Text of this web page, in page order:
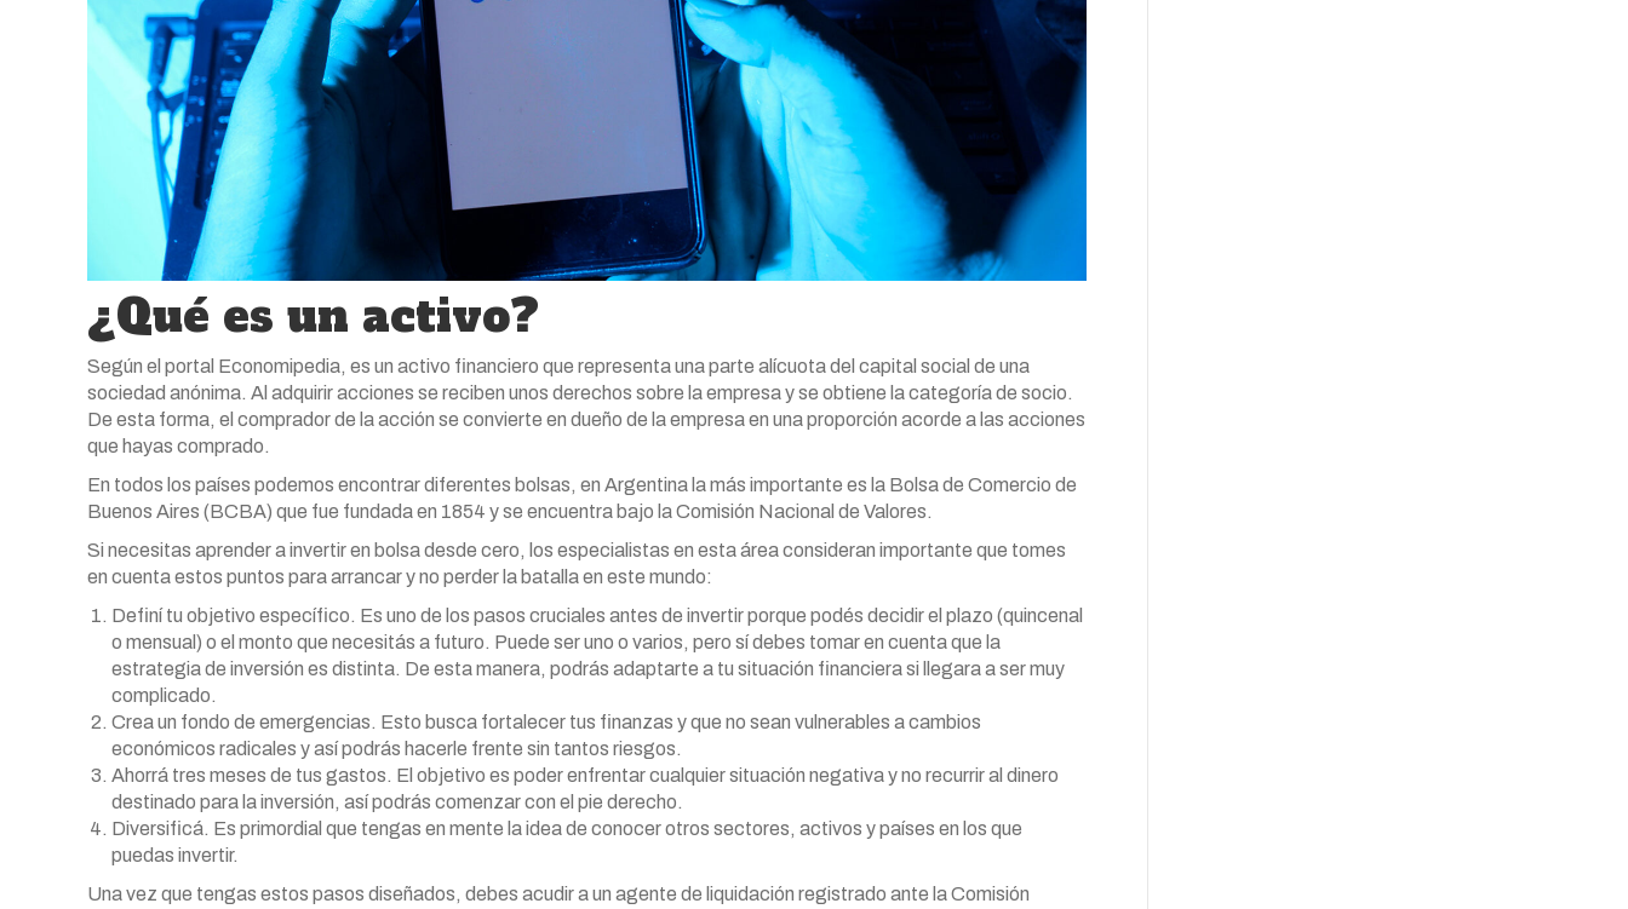
¿Qué es un activo?
Según el portal Economipedia, es un activo financiero que representa una parte alícuota del capital social de una
sociedad anónima. Al adquirir acciones se reciben unos derechos sobre la empresa y se obtiene la categoría de socio.
De esta forma, el comprador de la acción se convierte en dueño de la empresa en una proporción acorde a las acciones
que hayas comprado.
En todos los países podemos encontrar diferentes bolsas, en Argentina la más importante es la Bolsa de Comercio de
Buenos Aires (BCBA) que fue fundada en 1854 y se encuentra bajo la Comisión Nacional de Valores.
Si necesitas aprender a invertir en bolsa desde cero, los especialistas en esta área consideran importante que tomes
en cuenta estos puntos para arrancar y no perder la batalla en este mundo:
Definí tu objetivo específico. Es uno de los pasos cruciales antes de invertir porque podés decidir el plazo (quincenal
o mensual) o el monto que necesitás a futuro. Puede ser uno o varios, pero sí debes tomar en cuenta que la
estrategia de inversión es distinta. De esta manera, podrás adaptarte a tu situación financiera si llegara a ser muy
complicado.
Crea un fondo de emergencias. Esto busca fortalecer tus finanzas y que no sean vulnerables a cambios
económicos radicales y así podrás hacerle frente sin tantos riesgos.
Ahorrá tres meses de tus gastos. El objetivo es poder enfrentar cualquier situación negativa y no recurrir al dinero
destinado para la inversión, así podrás comenzar con el pie derecho.
Diversificá. Es primordial que tengas en mente la idea de conocer otros sectores, activos y países en los que
puedas invertir.
Una vez que tengas estos pasos diseñados, debes acudir a un agente de liquidación registrado ante la Comisión